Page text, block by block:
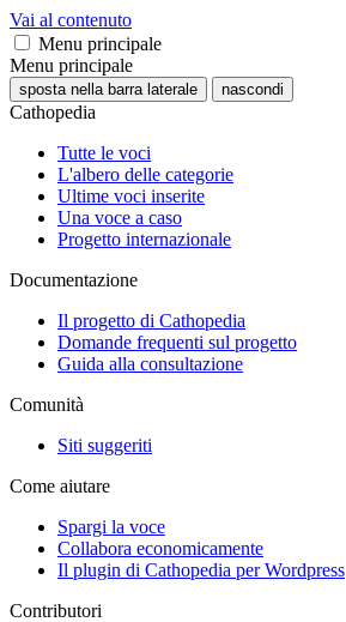
Vai al contenuto
Menu principale
Menu principale
sposta nella barra laterale nascondi
Cathopedia
Tutte le voci
L'albero delle categorie
Ultime voci inserite
Una voce a caso
Progetto internazionale
Documentazione
Il progetto di Cathopedia
Domande frequenti sul progetto
Guida alla consultazione
Comunità
Siti suggeriti
Come aiutare
Spargi la voce
Collabora economicamente
Il plugin di Cathopedia per Wordpress
Contributori